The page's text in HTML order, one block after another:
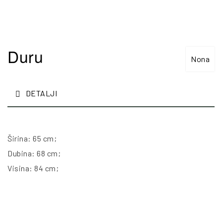
Nona
Duru
DETALJI
Širina: 65 cm;
Dubina: 68 cm;
Visina: 84 cm;